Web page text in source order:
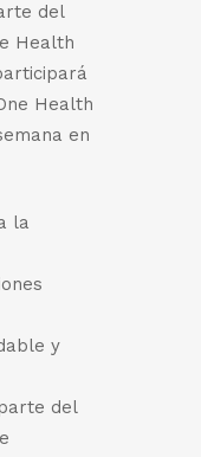
del
Health
Health
en
la
y
del